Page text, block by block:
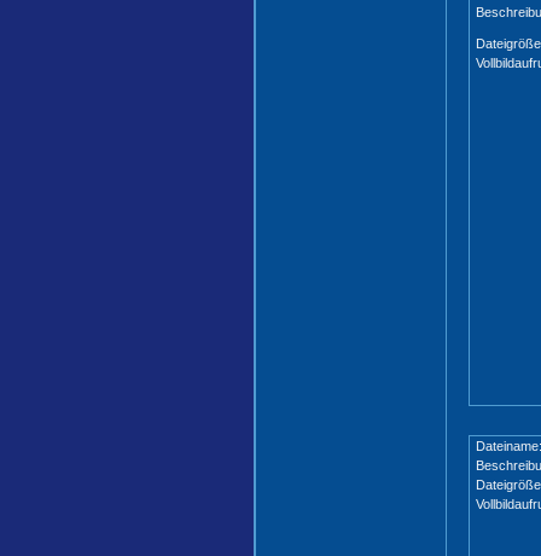
Dateiname: